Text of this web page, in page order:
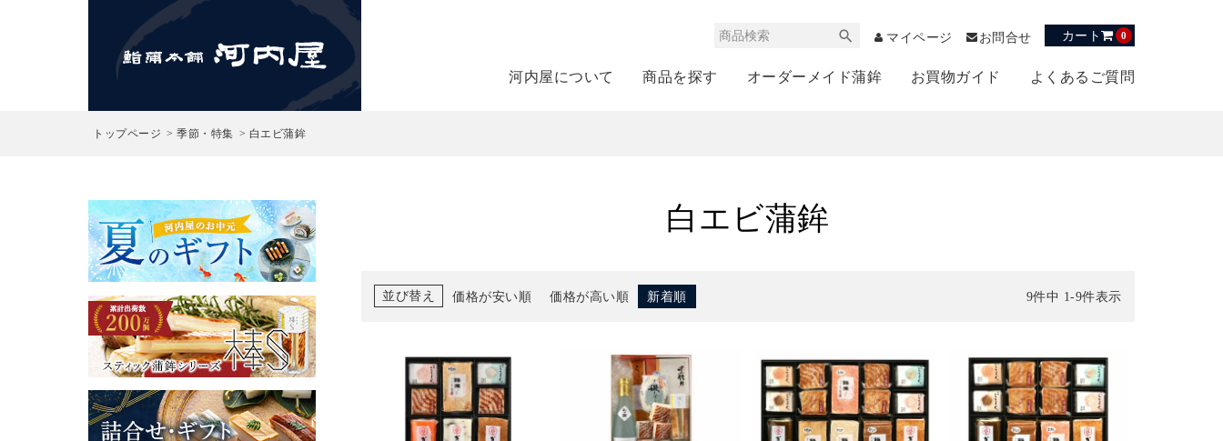
マイページ お問合せ カート 0
河内屋について 商品を探す オーダーメイド蒲鉾 お買物ガイド よくあるご質問
トップページ 季節・特集 白エビ蒲鉾
白エビ蒲鉾
並び替え 価格が安い順 価格が高い順 新着順 9件中 1-9件表示